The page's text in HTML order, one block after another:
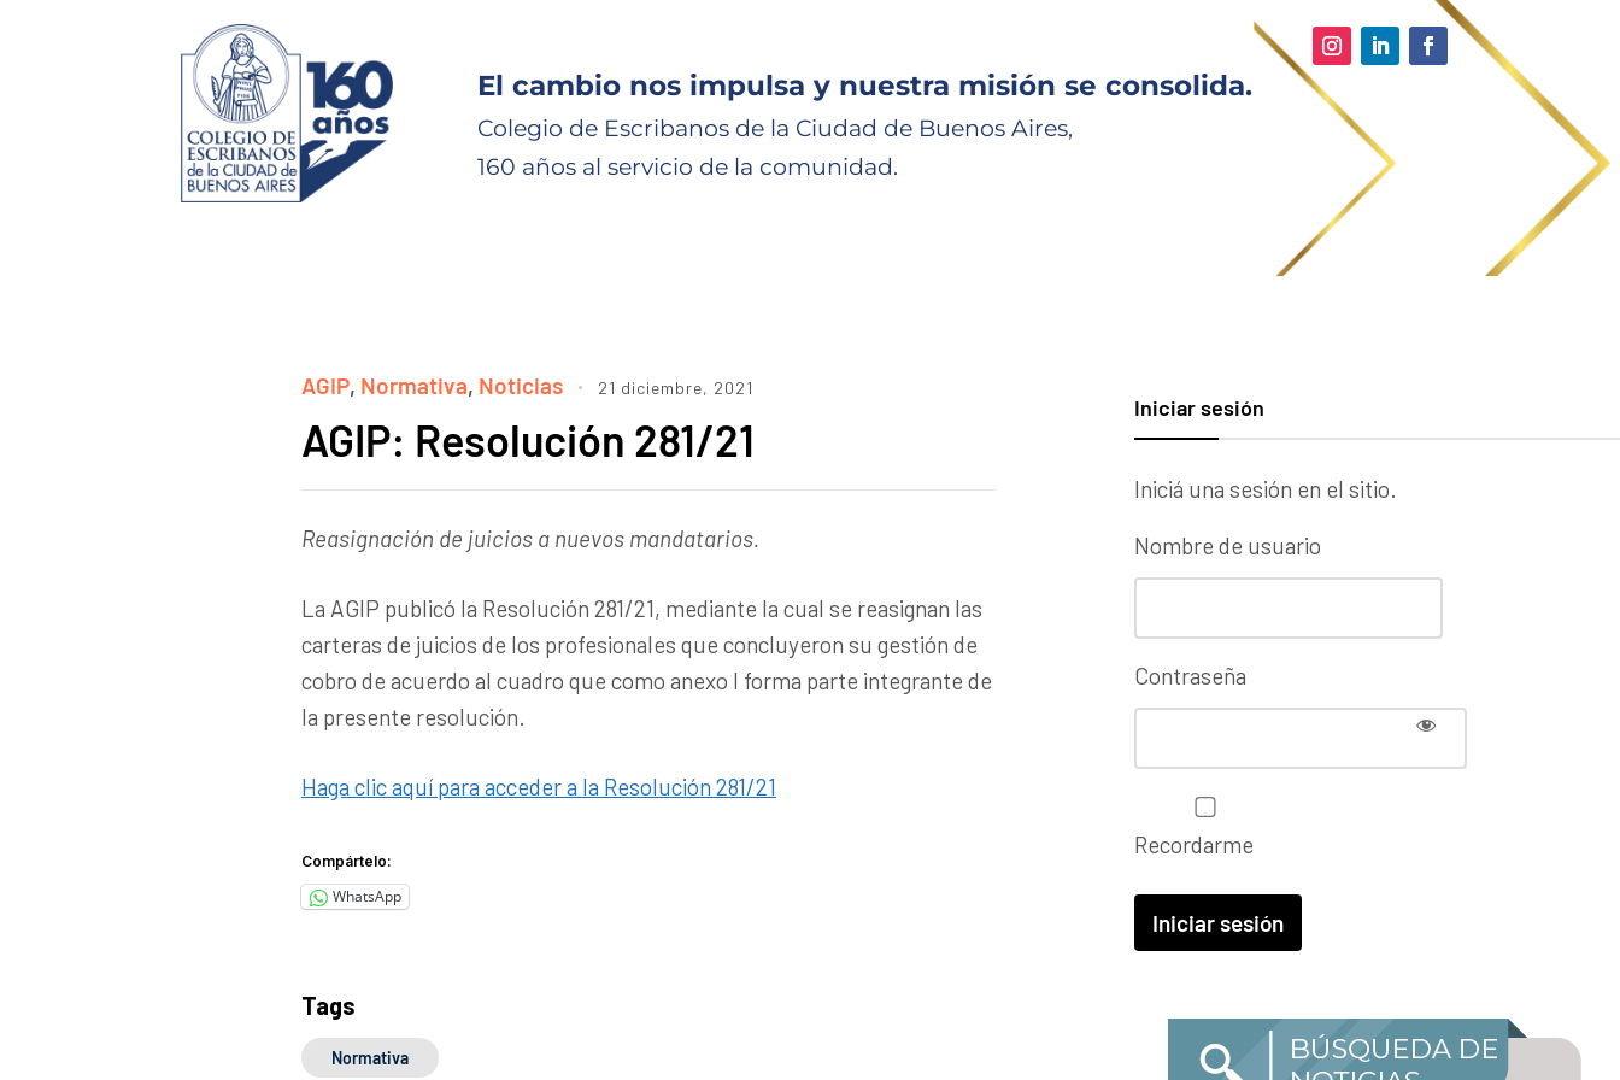
El cambio nos impulsa y nuestra misión se consolida.
Colegio de Escribanos de la Ciudad de Buenos Aires,
160 años al servicio de la comunidad.
AGIP, Normativa, Noticias 21 diciembre, 2021
AGIP: Resolución 281/21
Reasignación de juicios a nuevos mandatarios.
La AGIP publicó la Resolución 281/21, mediante la cual se reasignan las
carteras de juicios de los profesionales que concluyeron su gestión de
cobro de acuerdo al cuadro que como anexo I forma parte integrante de
la presente resolución.
Haga clic aquí para acceder a la Resolución 281/21
Compártelo:
WhatsApp
Tags
Normativa
Iniciar sesión
Iniciá una sesión en el sitio.
Nombre de usuario
Contraseña
Recordarme